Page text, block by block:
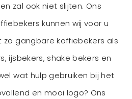
zal ook niet slijten. Ons
kunnen wij voor u
zo gangbare koffiebekers als
ijsbekers, shake bekers en
wat hulp gebruiken bij het
en mooi logo? Ons